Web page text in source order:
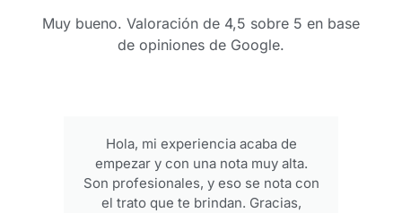
Muy bueno. Valoración de 4,5 sobre 5 en base
de opiniones de Google.
Gente de confianza, muy buenos
productos y a buen precio. Un placer
conoceros, seguiré comprando.
Gracias